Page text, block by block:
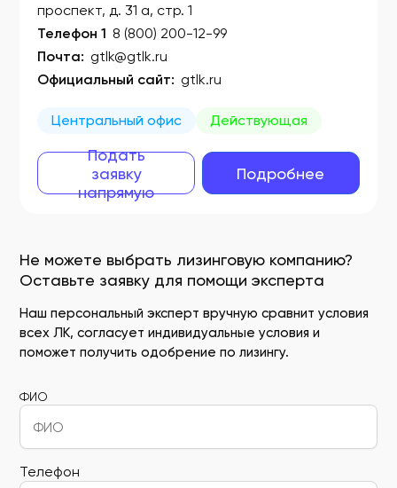
Не можете выбрать лизинговую компанию?
Оставьте заявку для помощи эксперта
Наш персональный эксперт вручную сравнит условия
всех ЛК, согласует индивидуальные условия и
поможет получить одобрение по лизингу.
ФИО
Телефон
проспект, д. 31 а, стр. 1
Телефон 1 8 (800) 200-12-99
Почта: gtlk@gtlk.ru
Официальный сайт: gtlk.ru
Центральный офис Действующая
Подать
заявку
напрямую
Подробнее